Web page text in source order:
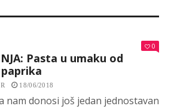
0
Pasta u umaku od
18/06/2018
nam donosi još jedan jednostavan